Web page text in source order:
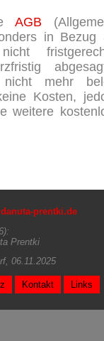
AGB
in Bezug
nicht mehr
Kosten,
weitere
prentki.de
Prentki
06.11.2025
Kontakt Links